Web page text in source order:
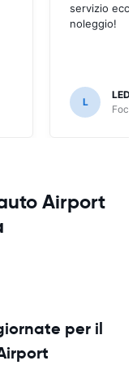
servizio
noleggio!
L
LEDA
Airport
per il